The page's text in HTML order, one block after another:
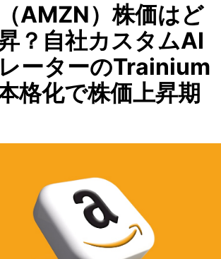
AMZN）株価はど
？自社カスタムAI
ーターのTrainium
格化で株価上昇期